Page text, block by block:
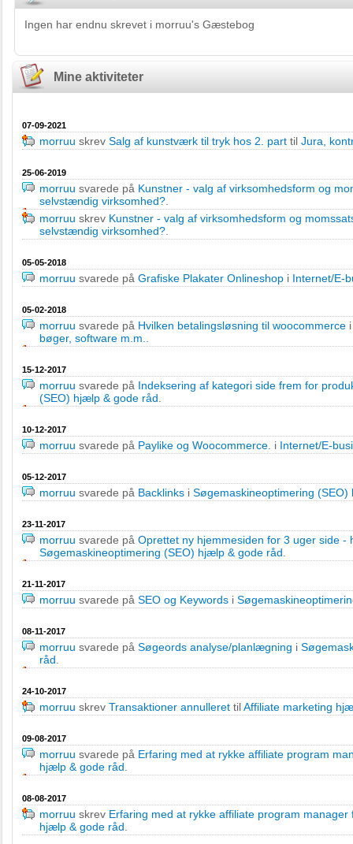
Ingen har endnu skrevet i morruu's Gæstebog
Mine aktiviteter
07-09-2021
morruu skrev Salg af kunstværk til tryk hos 2. part til Jura,
25-06-2019
morruu svarede på Kunstner - valg af virksomhedsform og
selvstændig virksomhed?
morruu skrev Kunstner - valg af virksomhedsform og
selvstændig virksomhed?
05-05-2018
morruu svarede på Grafiske Plakater Onlineshop i Internet/E-
05-02-2018
morruu svarede på Hvilken betalingsløsning til woocommerce
bøger, software m.m.
15-12-2017
morruu svarede på Indeksering af kategori side frem for
(SEO) hjælp & gode råd
10-12-2017
morruu svarede på Paylike og Woocommerce. i Internet/E-
05-12-2017
morruu svarede på Backlinks i Søgemaskineoptimering
23-11-2017
morruu svarede på Oprettet ny hjemmesiden for 3 uger side
Søgemaskineoptimering (SEO) hjælp & gode råd
21-11-2017
morruu svarede på SEO og Keywords i
08-11-2017
morruu svarede på Søgeords analyse/planlægning i
råd
24-10-2017
morruu skrev Transaktioner annulleret tilAffiliate marketing
09-08-2017
morruu svarede på Erfaring med at rykke affiliate program
hjælp & gode råd
08-08-2017
morruu skrev Erfaring med at rykke affiliate program manager
hjælp & gode råd